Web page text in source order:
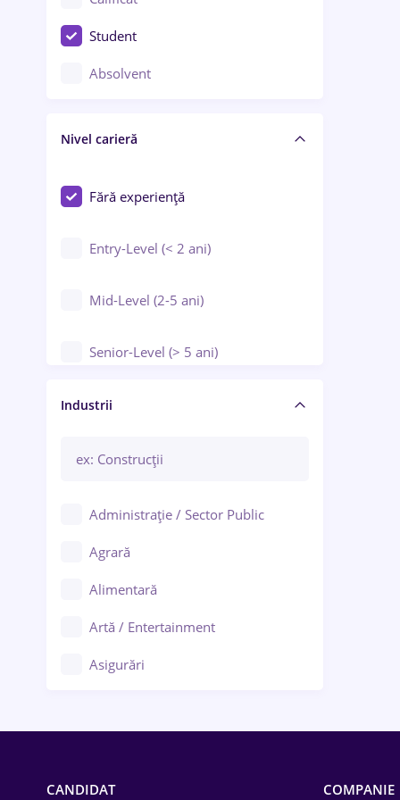
Construcții / Instalații
Controlul calității
Educație / Training / Arte
Student
Absolvent
Nivel carieră
Fără experiență
Entry-Level (< 2 ani)
Mid-Level (2-5 ani)
Senior-Level (> 5 ani)
Manager / Executiv
Industrii
Administrație / Sector Public
Agrară
Alimentară
Artă / Entertainment
Asigurări
CANDIDAT COMPANIE